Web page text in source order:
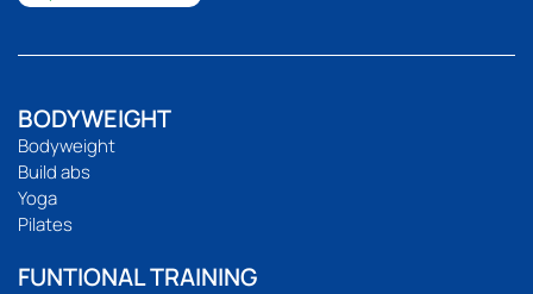
BODYWEIGHT
Bodyweight
Build abs
Yoga
Pilates
FUNTIONAL TRAINING